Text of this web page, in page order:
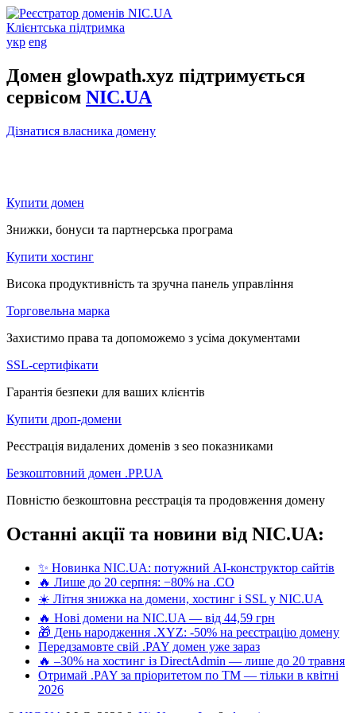
Клієнтська підтримка
укр eng
Домен glowpath.xyz підтримується
сервісом NIC.UA
Дізнатися власника домену
Купити домен
Знижки, бонуси та партнерська програма
Купити хостинг
Висока продуктивність та зручна панель управління
Торговельна марка
Захистимо права та допоможемо з усіма документами
SSL-сертифікати
Гарантія безпеки для ваших клієнтів
Купити дроп-домени
Реєстрація видалених доменів з seo показниками
Безкоштовний домен .PP.UA
Повністю безкоштовна реєстрація та продовження домену
Останні акції та новини від NIC.UA:
✨ Новинка NIC.UA: потужний AI-конструктор сайтів
🔥 Лише до 20 серпня: −80% на .CO
☀️ Літня знижка на домени, хостинг і SSL у NIC.UA
🔥 Нові домени на NIC.UA — від 44,59 грн
🎁 День народження .XYZ: -50% на реєстрацію домену
Передзамовте свій .PAY домен уже зараз
🔥 –30% на хостинг із DirectAdmin — лише до 20 травня
Отримай .PAY за пріоритетом по ТМ — тільки в квітні
2026